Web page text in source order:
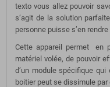
texto vous allez pouvoir
s’agit de la solution
personne puisse s’en
Cette appareil permet en
matériel volée, de pouvoir
d’un module spécifique
boitier peut se dissimule